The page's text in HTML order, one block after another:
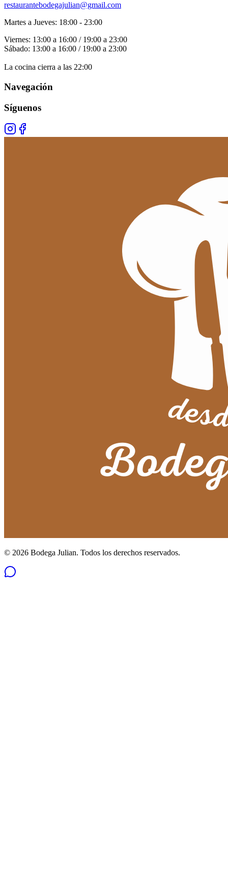
restaurantebodegajulian@gmail.com
Martes a Jueves: 18:00 - 23:00
Viernes: 13:00 a 16:00 / 19:00 a 23:00
Sábado: 13:00 a 16:00 / 19:00 a 23:00
La cocina cierra a las 22:00
Navegación
Síguenos
© 2026 Bodega Julian. Todos los derechos reservados.